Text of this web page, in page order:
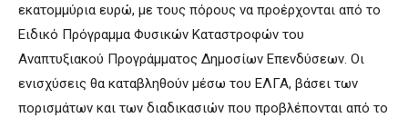
εκατομμύρια ευρώ, με τους πόρους να προέρχονται από το
Ειδικό Πρόγραμμα Φυσικών Καταστροφών του
Αναπτυξιακού Προγράμματος Δημοσίων Επενδύσεων. Οι
ενισχύσεις θα καταβληθούν μέσω του ΕΛΓΑ, βάσει των
πορισμάτων και των διαδικασιών που προβλέπονται από το